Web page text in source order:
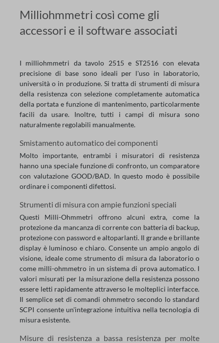
Milliohmmetri così come gli
accessori e il software associati
I milliohmmetri da tavolo 2515 e ST2516 con elevata
precisione di base sono ideali per l'uso in laboratorio,
università o in produzione. Si tratta di strumenti di misura
della resistenza con selezione completamente automatica
della portata e funzione di mantenimento, particolarmente
facili da usare. Inoltre, tutti i campi di misura sono
naturalmente regolabili manualmente.
Smistamento automatico dei componenti
Molto importante, entrambi i misuratori di resistenza
hanno una speciale funzione di confronto, un comparatore
con valutazione GOOD/BAD. In questo modo è possibile
ordinare i componenti difettosi.
Strumenti di misura con ampie funzioni speciali
Questi Milli-Ohmmetri offrono alcuni extra, come la
protezione da mancanza di corrente con batteria di backup,
protezione con password e altoparlanti. Il grande e brillante
display è luminoso e chiaro. Consente un ampio angolo di
visione, ideale come strumento di misura da laboratorio o
come milli-ohmmetro in un sistema di prova automatico. I
valori misurati per la misurazione della resistenza possono
essere letti rapidamente attraverso le molteplici interfacce.
Il semplice set di comandi ohmmetro secondo lo standard
SCPI consente un'integrazione intuitiva nella tecnologia di
misura esistente.
Misure di resistenza a bassa resistenza per molte